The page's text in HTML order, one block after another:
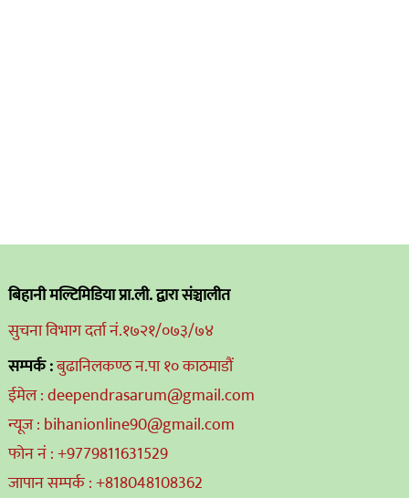
बिहानी मल्टिमिडिया प्रा.ली. द्वारा संञ्चालीत
सुचना विभाग दर्ता नं.१७२१/०७३/७४
सम्पर्क :बुढानिलकण्ठ न.पा १० काठमाडौं
ईमेल : deependrasarum@gmail.com
न्यूज : bihanionline90@gmail.com
फोन नं : +9779811631529
जापान सम्पर्क : +818048108362